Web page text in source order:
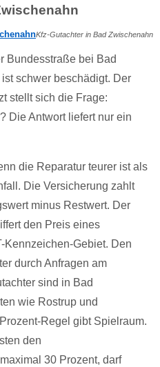
Kfz-Gutachter in Bad Zwischenahn
Bundesstraße bei Bad
schwer beschädigt. Der
stellt sich die Frage:
Die Antwort liefert nur ein
die Reparatur teurer ist als
Die Versicherung zahlt
minus Restwert. Der
den Preis eines
Kennzeichen-Gebiet. Den
durch Anfragen am
sind in Bad
wie Rostrup und
Regel gibt Spielraum.
den
30 Prozent, darf